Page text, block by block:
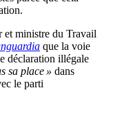
et ministre du Travail
que la voie
déclaration illégale
sa place » dans
le parti